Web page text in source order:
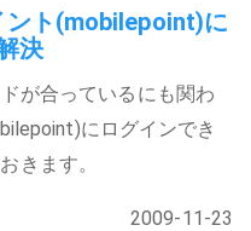
ント(mobilepoint)に
決
が合っているにも関わ
にログインでき
きます。
2009-11-23